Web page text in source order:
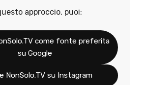
approccio, puoi:
come fonte preferita
su Google
NonSolo.TV su Instagram